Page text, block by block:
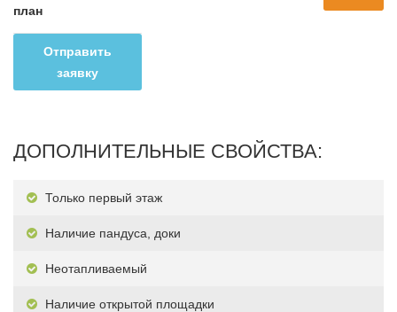
план
Отправить
заявку
ДОПОЛНИТЕЛЬНЫЕ СВОЙСТВА:
Только первый этаж
Наличие пандуса, доки
Неотапливаемый
Наличие открытой площадки